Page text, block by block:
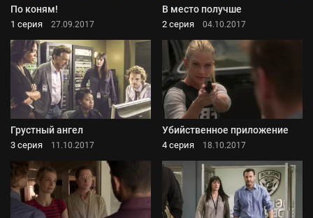
По коням!
1 серия 27.09.2017
В место получше
2 серия 04.10.2017
Грустный ангел
3 серия 11.10.2017
Убийственное приложение
4 серия 18.10.2017